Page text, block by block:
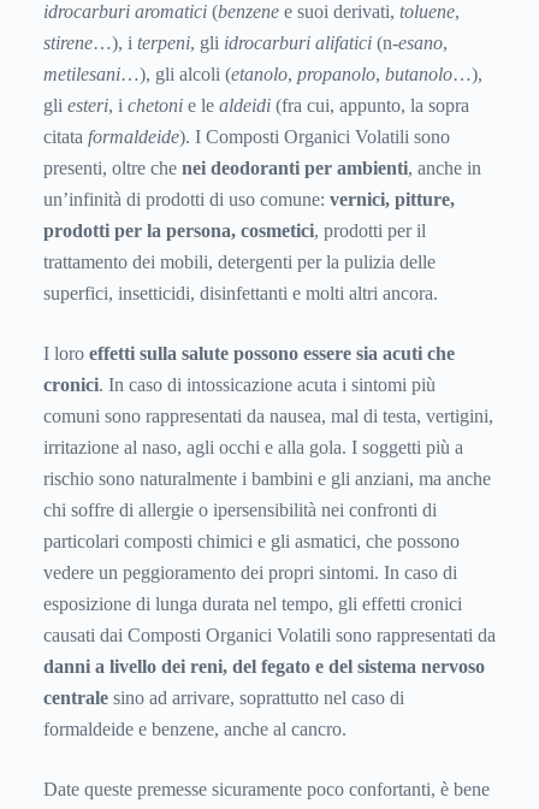
idrocarburi aromatici (benzene e suoi derivati, toluene,
stirene…), i terpeni, gli idrocarburi alifatici (n-esano,
metilesani…), gli alcoli (etanolo, propanolo, butanolo…),
gli esteri, i chetoni e le aldeidi (fra cui, appunto, la sopra
citata formaldeide). I Composti Organici Volatili sono
presenti, oltre che nei deodoranti per ambienti, anche in
un’infinità di prodotti di uso comune: vernici, pitture,
prodotti per la persona, cosmetici, prodotti per il
trattamento dei mobili, detergenti per la pulizia delle
superfici, insetticidi, disinfettanti e molti altri ancora.
I loro effetti sulla salute possono essere sia acuti che
cronici. In caso di intossicazione acuta i sintomi più
comuni sono rappresentati da nausea, mal di testa, vertigini,
irritazione al naso, agli occhi e alla gola. I soggetti più a
rischio sono naturalmente i bambini e gli anziani, ma anche
chi soffre di allergie o ipersensibilità nei confronti di
particolari composti chimici e gli asmatici, che possono
vedere un peggioramento dei propri sintomi. In caso di
esposizione di lunga durata nel tempo, gli effetti cronici
causati dai Composti Organici Volatili sono rappresentati da
danni a livello dei reni, del fegato e del sistema nervoso
centrale sino ad arrivare, soprattutto nel caso di
formaldeide e benzene, anche al cancro.
Date queste premesse sicuramente poco confortanti, è bene